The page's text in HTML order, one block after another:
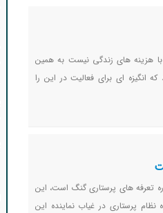
با هزینه های زندگی نیست به همین
انگیزه ای برای فعالیت در این را
تعرفه های پرستاری گنگ است، این
پرستاری در غیاب نماینده این